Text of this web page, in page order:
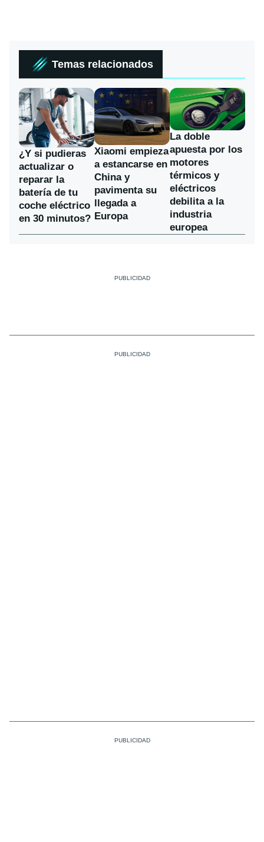
Temas relacionados
¿Y si pudieras
actualizar o
reparar la
batería de tu
coche eléctrico
en 30 minutos?
Xiaomi empieza
a estancarse en
China y
pavimenta su
llegada a
Europa
La doble
apuesta por los
motores
térmicos y
eléctricos
debilita a la
industria
europea